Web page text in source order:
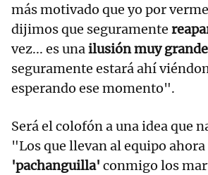
más motivado que yo por
dijimos que seguramente
vez... es unailusión muy grande
seguramente estará ahí
esperando ese momento".
Será el colofón a una idea que
"Los que llevan al equipo
'pachanguilla' conmigo los